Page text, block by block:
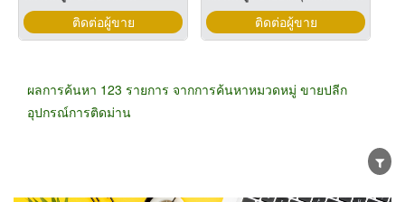
ติดต่อผู้ขาย ติดต่อผู้ขาย
ผลการค้นหา 123 รายการ จากการค้นหาหมวดหมู่ ขายปลีก
อุปกรณ์การติดม่าน